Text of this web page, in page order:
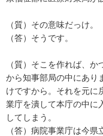
（質）その意味だっけ。
（答）そうです。
（質）そこを作れば、
から知事部局の中にあり
けですから。それを元に
業庁を潰して本庁の中に
してしまう。
（答）病院事業庁は今